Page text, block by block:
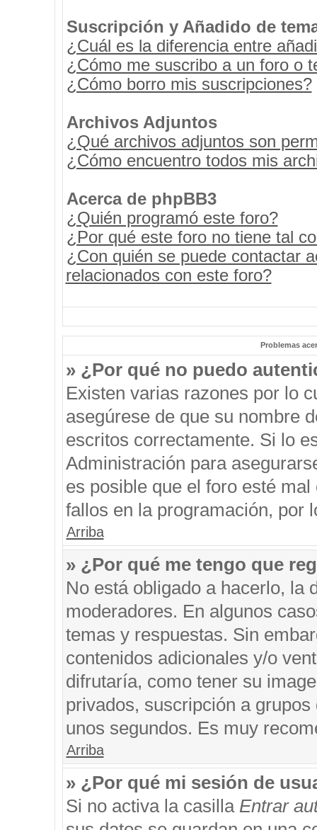
Suscripción y Añadido de
¿Cuál es la diferencia entre
¿Cómo me suscribo a un foro o
¿Cómo borro mis suscripciones?
Archivos Adjuntos
¿Qué archivos adjuntos son
¿Cómo encuentro todos mis
Acerca de phpBB3
¿Quién programó este foro?
¿Por qué este foro no tiene tal
¿Con quién se puede contactar
relacionados con este foro?
Problemas
» ¿Por qué no puedo
Existen varias razones por lo
asegúrese de que su nombre
escritos correctamente. Si lo
Administración para
es posible que el foro esté
fallos en la programación, por
Arriba
» ¿Por qué me tengo que
No está obligado a hacerlo, la
moderadores. En algunos
temas y respuestas. Sin
contenidos adicionales y/o
difrutaría, como tener su
privados, suscripción a
unos segundos. Es muy
Arriba
» ¿Por qué mi sesión de
Si no activa la casilla Entrar